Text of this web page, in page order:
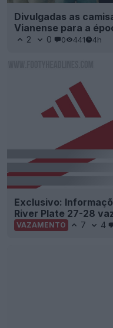
Divulgadas as
Vianense para a
2 0 0 441 4h
Exclusivo:
River Plate 27-28
VAZAMENTO 7 4